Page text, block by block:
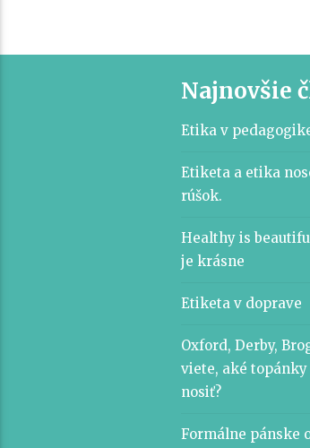
Najnovšie
Etika v
Etiketa a etika
rúšok.
Healthy is
je krásne
Etiketa v doprave
Oxford, Derby,
viete, aké
nosiť?
Formálne pánske